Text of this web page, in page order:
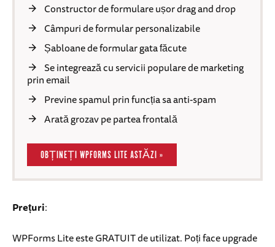
Constructor de formulare ușor drag and drop
Câmpuri de formular personalizabile
Șabloane de formular gata făcute
Se integrează cu servicii populare de marketing
prin email
Previne spamul prin funcția sa anti-spam
Arată grozav pe partea frontală
OBȚINEȚI WPFORMS LITE ASTĂZI »
Prețuri:
WPForms Lite este GRATUIT de utilizat. Poți face upgrade